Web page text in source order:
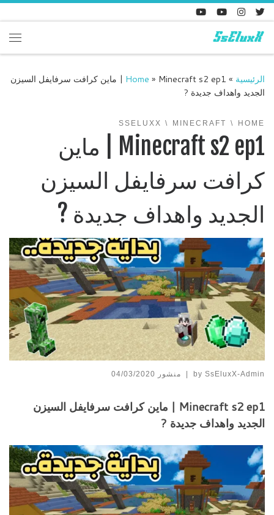
Skip to content
الرئيسية »
Home »
Minecraft s2 ep1 | ماين كرافت سرفايفل السيزن
الجديد واهداف جديدة ?
HOME
MINECRAFT
SSELUXX
Minecraft s2 ep1 | ماين
كرافت سرفايفل السيزن
الجديد واهداف جديدة ?
by SsEluxX-Admin
| منشور 04/03/2020
Minecraft s2 ep1 | ماين كرافت سرفايفل السيزن
الجديد واهداف جديدة ?